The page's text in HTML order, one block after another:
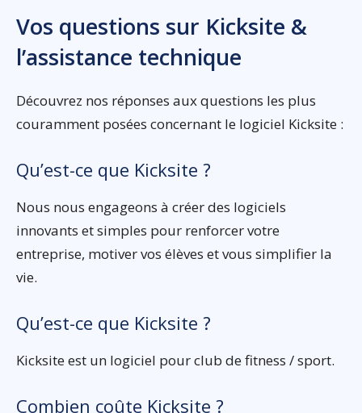
Vos questions sur Kicksite &
l’assistance technique
Découvrez nos réponses aux questions les plus
couramment posées concernant le logiciel Kicksite :
Qu’est-ce que Kicksite ?
Nous nous engageons à créer des logiciels
innovants et simples pour renforcer votre
entreprise, motiver vos élèves et vous simplifier la
vie.
Qu’est-ce que Kicksite ?
Kicksite est un logiciel pour club de fitness / sport.
Combien coûte Kicksite ?